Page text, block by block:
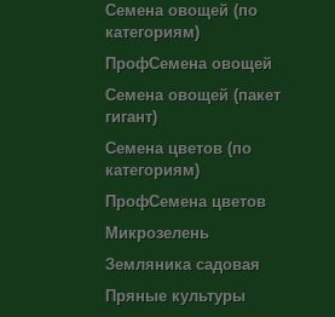
Семена овощей (по
категориям)
ПрофСемена овощей
Семена овощей (пакет
гигант)
Семена цветов (по
категориям)
ПрофСемена цветов
Микрозелень
Земляника садовая
Пряные культуры